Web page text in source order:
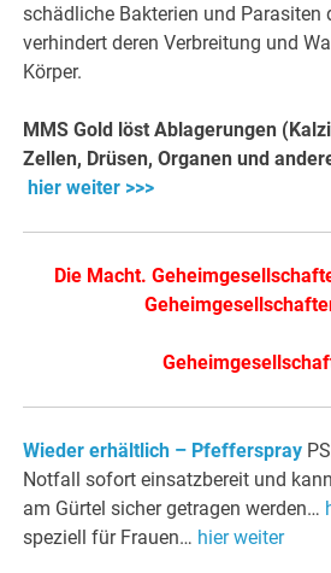
schädliche Bakterien und Parasiten
verhindert deren Verbreitung und
Körper.
MMS Gold löst Ablagerungen
Zellen, Drüsen, Organen und
hier weiter >>>
Die Macht.
Wieder erhältlich – Pfefferspray
Notfall sofort einsatzbereit und
am Gürtel sicher getragen werden…
speziell für Frauen… hier weiter